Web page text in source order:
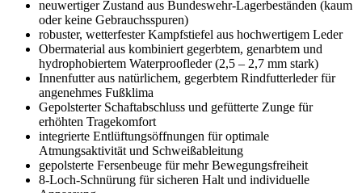
neuwertiger Zustand aus Bundeswehr-Lagerbeständen (kaum
oder keine Gebrauchsspuren)
robuster, wetterfester Kampfstiefel aus hochwertigem Leder
Obermaterial aus kombiniert gegerbtem, genarbtem und
hydrophobiertem Waterproofleder (2,5 – 2,7 mm stark)
Innenfutter aus natürlichem, gegerbtem Rindfutterleder für
angenehmes Fußklima
Gepolsterter Schaftabschluss und gefütterte Zunge für
erhöhten Tragekomfort
integrierte Entlüftungsöffnungen für optimale
Atmungsaktivität und Schweißableitung
gepolsterte Fersenbeuge für mehr Bewegungsfreiheit
8-Loch-Schnürung für sicheren Halt und individuelle